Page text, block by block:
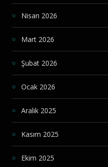
Nisan 2026
Mart 2026
Şubat 2026
Ocak 2026
Aralık 2025
Kasım 2025
Ekim 2025